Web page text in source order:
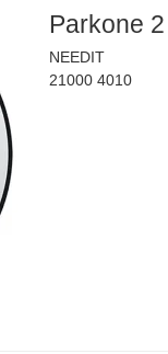
Parkone
NEEDIT
21000 4010